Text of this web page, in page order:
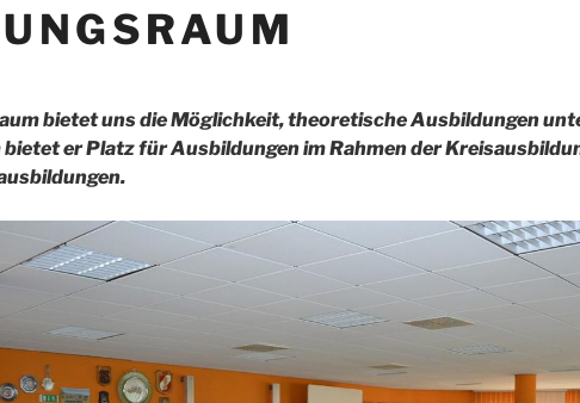
bietet uns die Möglichkeit, theoretische Ausbildungen
bietet er Platz für Ausbildungen im Rahmen der